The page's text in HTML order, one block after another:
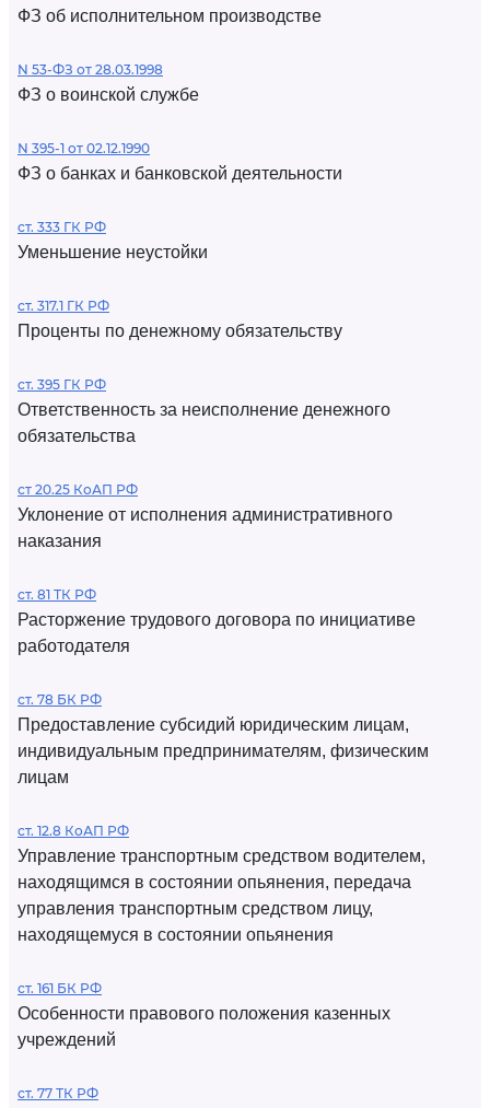
ФЗ об исполнительном производстве
N 53-ФЗ от 28.03.1998
ФЗ о воинской службе
N 395-1 от 02.12.1990
ФЗ о банках и банковской деятельности
ст. 333 ГК РФ
Уменьшение неустойки
ст. 317.1 ГК РФ
Проценты по денежному обязательству
ст. 395 ГК РФ
Ответственность за неисполнение денежного
обязательства
ст 20.25 КоАП РФ
Уклонение от исполнения административного
наказания
ст. 81 ТК РФ
Расторжение трудового договора по инициативе
работодателя
ст. 78 БК РФ
Предоставление субсидий юридическим лицам,
индивидуальным предпринимателям, физическим
лицам
ст. 12.8 КоАП РФ
Управление транспортным средством водителем,
находящимся в состоянии опьянения, передача
управления транспортным средством лицу,
находящемуся в состоянии опьянения
ст. 161 БК РФ
Особенности правового положения казенных
учреждений
ст. 77 ТК РФ